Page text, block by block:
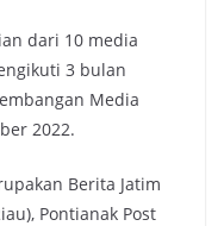
dari 10 media
3 bulan
Media
2022.
Berita Jatim
Pontianak Post